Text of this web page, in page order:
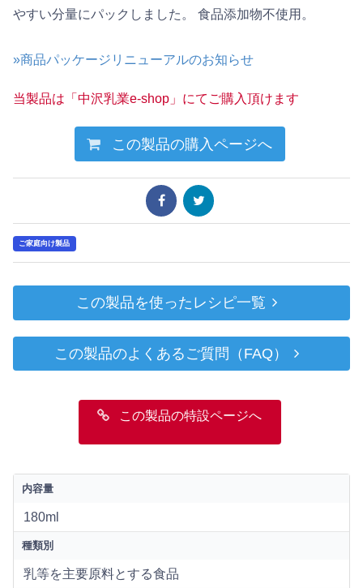
やすい分量にパックしました。 食品添加物不使用。
»商品パッケージリニューアルのお知らせ
当製品は「中沢乳業e-shop」にてご購入頂けます
この製品の購入ページへ
ご家庭向け製品
この製品を使ったレシピ一覧
この製品のよくあるご質問（FAQ）
この製品の特設ページへ
内容量
180ml
種類別
乳等を主要原料とする食品